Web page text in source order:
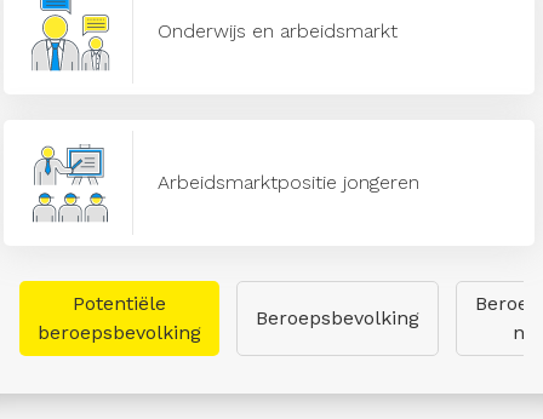
Onderwijs en arbeidsmarkt
Arbeidsmarktpositie jongeren
Potentiële
beroepsbevolking
Beroepsbevolking